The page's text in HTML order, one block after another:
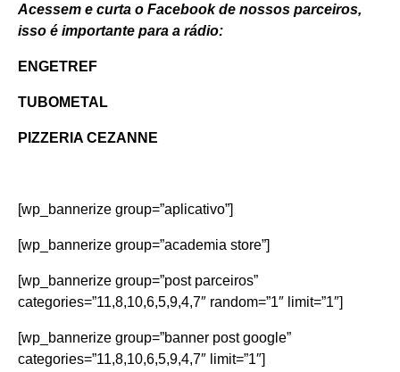
Acessem e curta o Facebook de nossos parceiros,
isso é importante para a rádio:
ENGETREF
TUBOMETAL
PIZZERIA CEZANNE
[wp_bannerize group=”aplicativo”]
[wp_bannerize group=”academia store”]
[wp_bannerize group=”post parceiros”
categories=”11,8,10,6,5,9,4,7″ random=”1″ limit=”1″]
[wp_bannerize group=”banner post google”
categories=”11,8,10,6,5,9,4,7″ limit=”1″]